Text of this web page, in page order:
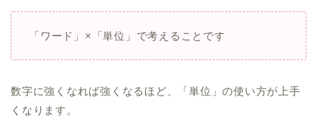
「ワード」×「単位」で考えることです
数字に強くなれば強くなるほど、「単位」の使い方が上手
くなります。